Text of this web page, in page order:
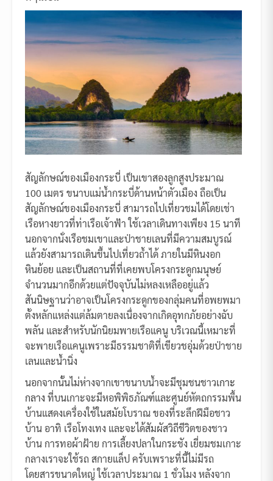
สัญลักษณ์ของเมืองกระบี่ เป็นเขาสองลูกสูงประมาณ
100 เมตร ขนาบแม่น้ำกระบี่ด้านหน้าตัวเมือง ถือเป็น
สัญลักษณ์ของเมืองกระบี่ สามารถไปเที่ยวชมได้โดยเช่า
เรือหางยาวที่ท่าเรือเจ้าฟ้า ใช้เวลาเดินทางเพียง 15 นาที
นอกจากนั่งเรือชมเขาและป่าชายเลนที่มีความสมบูรณ์
แล้วยังสามารถเดินขึ้นไปเที่ยวถ้ำได้ ภายในมีหินงอก
หินย้อย และเป็นสถานที่ที่เคยพบโครงกระดูกมนุษย์
จำนวนมากอีกด้วยแต่ปัจจุบันไม่หลงเหลืออยู่แล้ว
สันนิษฐานว่าอาจเป็นโครงกระดูกของกลุ่มคนที่อพยพมา
ตั้งหลักแหล่งแต่ล้มตายลงเนื่องจากเกิดอุทกภัยอย่างฉับ
พลัน และสำหรับนักนิยมพายเรือแคนู บริเวณนี้เหมาะที่
จะพายเรือแคนูเพราะมีธรรมชาติที่เขียวชอุ่มด้วยป่าชาย
เลนและน้ำนิ่ง
นอกจากนั้นไม่ห่างจากเขาขนาบน้ำจะมีชุมชนชาวเกาะ
กลาง ที่บนเกาะจะมีหอพิพิธภัณฑ์และศูนย์หัตถกรรมพื้น
บ้านแสดงเครื่องใช้ในสมัยโบราณ ของที่ระลึกฝีมือชาว
บ้าน อาทิ เรือโทงเทง และจะได้สัมผัสวิถีชีวิตของชาว
บ้าน การทอผ้าฝ้าย การเลี้ยงปลาในกระชัง เยี่ยมชมเกาะ
กลางเราจะใช้รถ สกายแล็ป ครับเพราะที่นี้ไม่มีรถ
โดยสารขนาดใหญ่ ใช้เวลาประมาณ 1 ชั่วโมง หลังจาก